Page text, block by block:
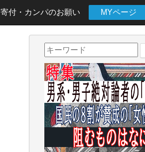
寄付・カンパのお願い MYページ